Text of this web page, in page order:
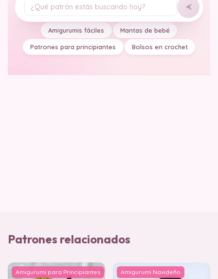
Tu pregunta
Amigurumis fáciles Mantas de bebé
Patrones para principiantes Bolsos en crochet
Patrones relacionados
Amigurumi para Principiantes Amigurumi Navideño